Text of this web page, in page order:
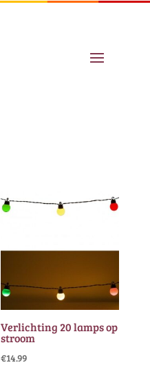
Verlichting 20 lamps op
stroom
€14.99